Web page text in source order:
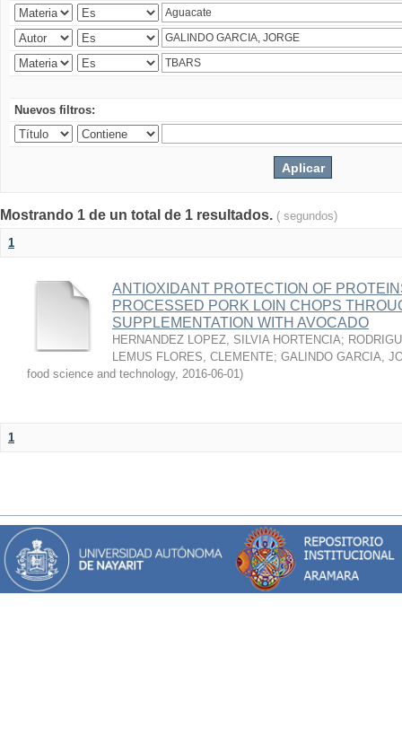
Nuevos filtros:
Mostrando 1 de un total de 1 resultados. ( segundos)
1
ANTIOXIDANT PROTECTION OF
PROCESSED PORK LOIN CHOPS
SUPPLEMENTATION WITH AVOCADO
HERNANDEZ LOPEZ, SILVIA HORTENCIA;
LEMUS FLORES, CLEMENTE; GALINDO GARCIA,
food science and technology, 2016-06-01)
1